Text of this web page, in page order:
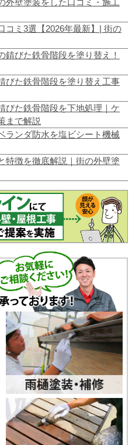
壁塗装をした口コミ・施工
コミ3選【2026年最新】| 街の
錆びた鉄骨階段を塗り替え！
びた鉄骨階段を塗り替え工事
びた鉄骨階段を下地処理｜ケ
まで解説
ランダ防水を塩ビシート機械
特徴を徹底解説｜街の外壁塗